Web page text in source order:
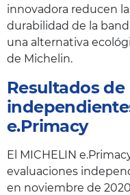
innovadora reducen
durabilidad de la
una alternativa
de Michelin.
Resultados
e.Primacy
El MICHELIN
evaluaciones
en noviembre de